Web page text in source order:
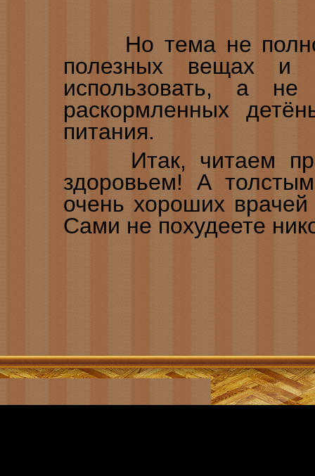
Но тема не
полезных вещах и
использовать, а
раскормленных
питания.
Итак, читаем
здоровьем! А
очень хороших
Сами не похудеете